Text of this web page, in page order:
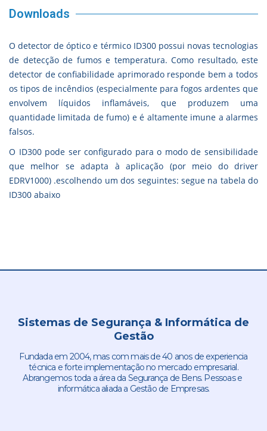
Downloads
O detector de óptico e térmico ID300 possui novas tecnologias
de detecção de fumos e temperatura. Como resultado, este
detector de confiabilidade aprimorado responde bem a todos
os tipos de incêndios (especialmente para fogos ardentes que
envolvem líquidos inflamáveis, que produzem uma
quantidade limitada de fumo) e é altamente imune a alarmes
falsos.
O ID300 pode ser configurado para o modo de sensibilidade
que melhor se adapta à aplicação (por meio do driver
EDRV1000) .escolhendo um dos seguintes: segue na tabela do
ID300 abaixo
Sistemas de Segurança & Informática de
Gestão
Fundada em 2004, mas com mais de 40 anos de experiencia
técnica e forte implementação no mercado empresarial.
Abrangemos toda a área da Segurança de Bens. Pessoas e
informática aliada a Gestão de Empresas.